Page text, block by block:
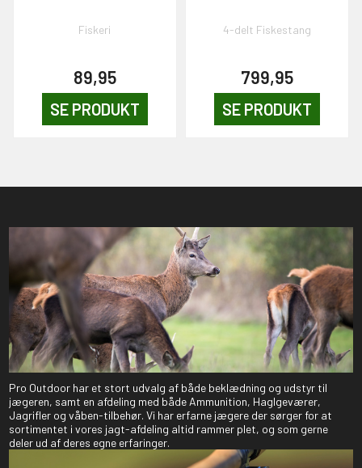
Fiskeri
89,95
SE PRODUKT
4-delt Fiskestang
799,95
SE PRODUKT
Pro Outdoor har et stort udvalg af både beklædning og udstyr til
jægeren, samt en afdeling med både Ammunition, Haglgeværer,
Jagrifler og våben-tilbehør. Vi har erfarne jægere der sørger for at
sortimentet i vores jagt-afdeling altid rammer plet, og som gerne
deler ud af deres egne erfaringer.